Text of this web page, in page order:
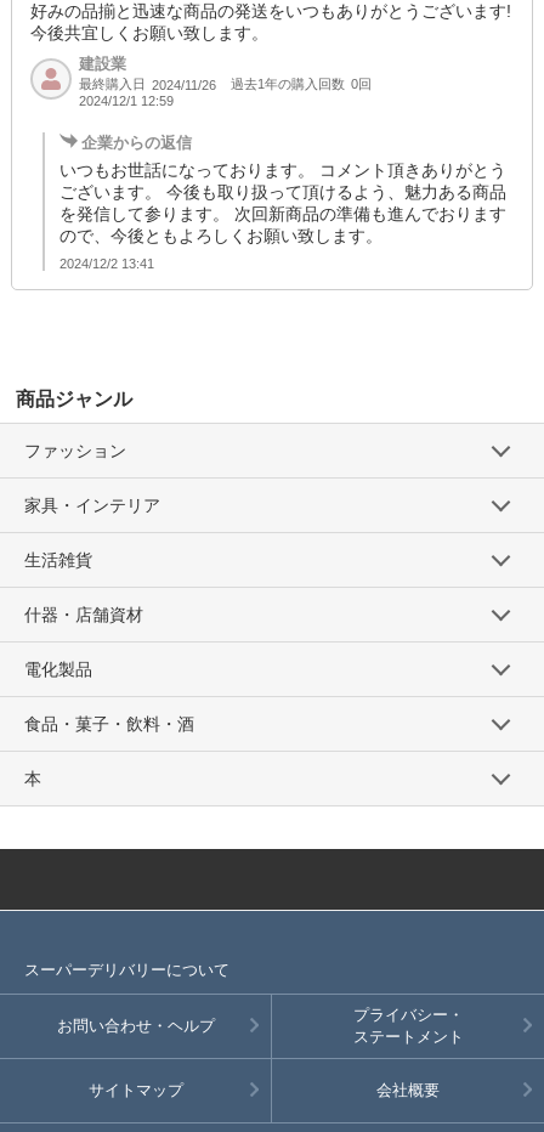
好みの品揃と迅速な商品の発送をいつもありがとうございます!
今後共宜しくお願い致します。
建設業
最終購入日 2024/11/26 過去1年の購入回数 0回
2024/12/1 12:59
企業からの返信
いつもお世話になっております。 コメント頂きありがとう
ございます。 今後も取り扱って頂けるよう、魅力ある商品
を発信して参ります。 次回新商品の準備も進んでおります
ので、今後ともよろしくお願い致します。
2024/12/2 13:41
商品ジャンル
ファッション
家具・インテリア
生活雑貨
什器・店舗資材
電化製品
食品・菓子・飲料・酒
本
スーパーデリバリーについて
お問い合わせ・ヘルプ
プライバシー・
ステートメント
サイトマップ 会社概要